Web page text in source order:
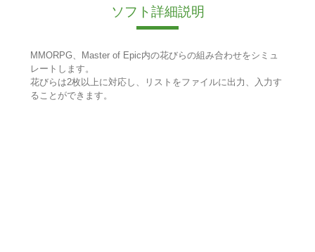
ソフト詳細説明
MMORPG、Master of Epic内の花びらの組み合わせをシミュ
レートします。
花びらは2枚以上に対応し、リストをファイルに出力、入力す
ることができます。